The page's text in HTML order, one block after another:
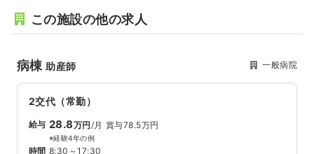
この施設の他の求人
病棟 助産師 一般病院
2交代（常勤）
給与 28.8万円 /月 賞与78.5万円
※経験4年の例
時間 8:30～17:30